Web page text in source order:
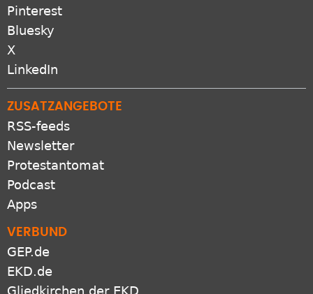
Pinterest
Bluesky
X
LinkedIn
ZUSATZANGEBOTE
RSS-feeds
Newsletter
Protestantomat
Podcast
Apps
VERBUND
GEP.de
EKD.de